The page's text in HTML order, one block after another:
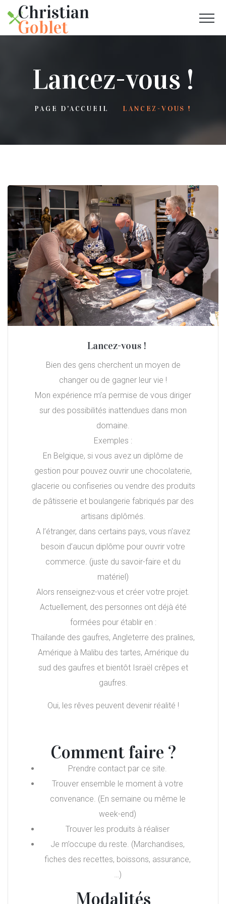
Christian
Goblet
Lancez-vous !
PAGE D'ACCUEIL LANCEZ-VOUS !
Lancez-vous !
Bien des gens cherchent un moyen de
changer ou de gagner leur vie !
Mon expérience m’a permise de vous diriger
sur des possibilités inattendues dans mon
domaine.
Exemples :
En Belgique, si vous avez un diplôme de
gestion pour pouvez ouvrir une chocolaterie,
glacerie ou confiseries ou vendre des produits
de pâtisserie et boulangerie fabriqués par des
artisans diplômés.
A l’étranger, dans certains pays, vous n’avez
besoin d’aucun diplôme pour ouvrir votre
commerce. (juste du savoir-faire et du
matériel)
Alors renseignez-vous et créer votre projet.
Actuellement, des personnes ont déjà été
formées pour établir en :
Thaïlande des gaufres, Angleterre des pralines,
Amérique à Malibu des tartes, Amérique du
sud des gaufres et bientôt Israël crêpes et
gaufres.
Oui, les rêves peuvent devenir réalité !
Comment faire ?
Prendre contact par ce site.
Trouver ensemble le moment à votre
convenance. (En semaine ou même le
week-end)
Trouver les produits à réaliser
Je m’occupe du reste. (Marchandises,
fiches des recettes, boissons, assurance,
…)
Modalités